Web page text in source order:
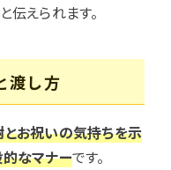
伝えられます。
渡し方
とお祝いの気持ちを示
なマナーです。